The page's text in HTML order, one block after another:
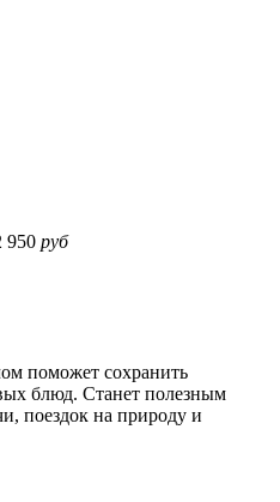
950 руб
поможет сохранить
блюд. Станет полезным
поездок на природу и